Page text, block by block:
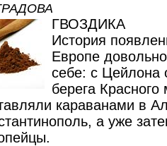
ГВОЗДИКА
История
Европе
себе: с Цейлона
берега
караванами в
а уже